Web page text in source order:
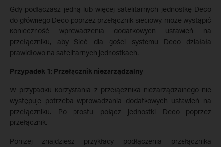
Gdy podłączasz jedną lub więcej satelitarnych jednostkę Deco
do głównego Deco poprzez przełącznik sieciowy, może wystąpić
konieczność wprowadzenia dodatkowych ustawień na
przełączniku, aby Sieć dla gości systemu Deco działała
prawidłowo na satelitarnych jednostkach.
Przypadek 1: Przełącznik niezarządzalny
W przypadku korzystania z przełącznika niezarządzalnego nie
występuje potrzeba wprowadzania dodatkowych ustawień na
przełączniku. Po prostu połącz jednostki Deco poprzez
przełącznik.
Poniżej znajdziesz przykłady podłączenia przełącznika